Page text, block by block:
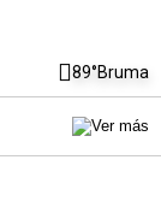
89°Bruma